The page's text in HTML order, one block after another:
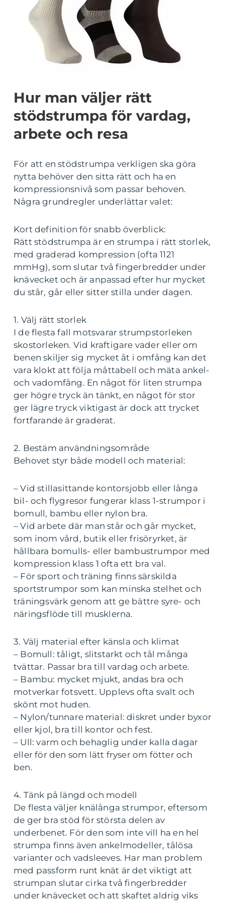
Hur man väljer rätt
stödstrumpa för vardag,
arbete och resa
För att en stödstrumpa verkligen ska göra
nytta behöver den sitta rätt och ha en
kompressionsnivå som passar behoven.
Några grundregler underlättar valet:
Kort definition för snabb överblick:
Rätt stödstrumpa är en strumpa i rätt storlek,
med graderad kompression (ofta 1121
mmHg), som slutar två fingerbredder under
knävecket och är anpassad efter hur mycket
du står, går eller sitter stilla under dagen.
1. Välj rätt storlek
I de flesta fall motsvarar strumpstorleken
skostorleken. Vid kraftigare vader eller om
benen skiljer sig mycket åt i omfång kan det
vara klokt att följa måttabell och mäta ankel-
och vadomfång. En något för liten strumpa
ger högre tryck än tänkt, en något för stor
ger lägre tryck viktigast är dock att trycket
fortfarande är graderat.
2. Bestäm användningsområde
Behovet styr både modell och material:
– Vid stillasittande kontorsjobb eller långa
bil- och flygresor fungerar klass 1-strumpor i
bomull, bambu eller nylon bra.
– Vid arbete där man står och går mycket,
som inom vård, butik eller frisöryrket, är
hållbara bomulls- eller bambustrumpor med
kompression klass 1 ofta ett bra val.
– För sport och träning finns särskilda
sportstrumpor som kan minska stelhet och
träningsvärk genom att ge bättre syre- och
näringsflöde till musklerna.
3. Välj material efter känsla och klimat
– Bomull: tåligt, slitstarkt och tål många
tvättar. Passar bra till vardag och arbete.
– Bambu: mycket mjukt, andas bra och
motverkar fotsvett. Upplevs ofta svalt och
skönt mot huden.
– Nylon/tunnare material: diskret under byxor
eller kjol, bra till kontor och fest.
– Ull: varm och behaglig under kalla dagar
eller för den som lätt fryser om fötter och
ben.
4. Tänk på längd och modell
De flesta väljer knälånga strumpor, eftersom
de ger bra stöd för största delen av
underbenet. För den som inte vill ha en hel
strumpa finns även ankelmodeller, tålösa
varianter och vadsleeves. Har man problem
med passform runt knät är det viktigt att
strumpan slutar cirka två fingerbredder
under knävecket och att skaftet aldrig viks